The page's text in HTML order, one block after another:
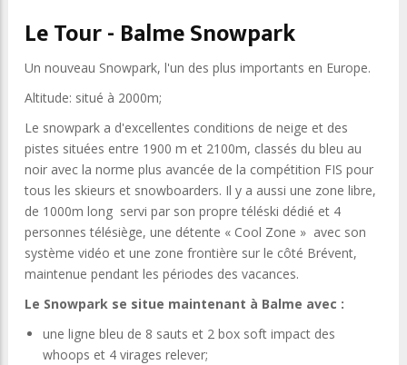
Le Tour - Balme Snowpark
Un nouveau Snowpark, l'un des plus importants en Europe.
Altitude: situé à 2000m;
Le snowpark a d'excellentes conditions de neige et des
pistes situées entre 1900 m et 2100m, classés du bleu au
noir avec la norme plus avancée de la compétition FIS pour
tous les skieurs et snowboarders. Il y a aussi une zone libre,
de 1000m long servi par son propre téléski dédié et 4
personnes télésiège, une détente « Cool Zone » avec son
système vidéo et une zone frontière sur le côté Brévent,
maintenue pendant les périodes des vacances.
Le Snowpark se situe maintenant à Balme avec :
une ligne bleu de 8 sauts et 2 box soft impact des
whoops et 4 virages relever;